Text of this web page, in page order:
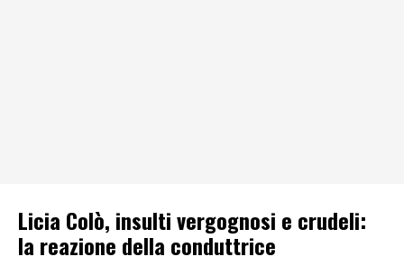
Licia Colò, insulti vergognosi e crudeli:
la reazione della conduttrice